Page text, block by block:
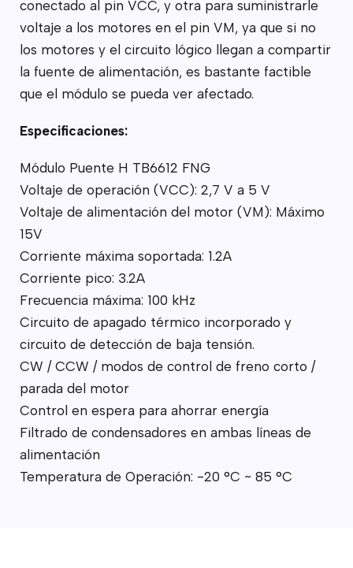
conectado al pin VCC, y otra para suministrarle
voltaje a los motores en el pin VM, ya que si no
los motores y el circuito lógico llegan a compartir
la fuente de alimentación, es bastante factible
que el módulo se pueda ver afectado.
Especificaciones:
Módulo Puente H TB6612 FNG
Voltaje de operación (VCC): 2,7 V a 5 V
Voltaje de alimentación del motor (VM): Máximo
15V
Corriente máxima soportada: 1.2A
Corriente pico: 3.2A
Frecuencia máxima: 100 kHz
Circuito de apagado térmico incorporado y
circuito de detección de baja tensión.
CW / CCW / modos de control de freno corto /
parada del motor
Control en espera para ahorrar energía
Filtrado de condensadores en ambas líneas de
alimentación
Temperatura de Operación: -20 °C ~ 85 °C